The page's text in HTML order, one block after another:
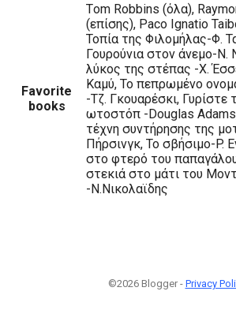
Favorite
books
Τom Robbins (όλα),
(επίσης), Paco Ignatio
Τοπία της Φιλομήλας-Φ.
Γουρούνια στον άνεμο-Ν.
λύκος της στέπας -Χ.
Καμύ, Το πεπρωμένο
-Τζ. Γκουαρέσκι, Γυρίστε
ωτοστόπ -Douglas
τέχνη συντήρησης της
Πήρσινγκ, Το σβήσιμο-P.
στο φτερό του
στεκιά στο μάτι του
-Ν.Νικολαϊδης
©2026 Blogger - Privacy